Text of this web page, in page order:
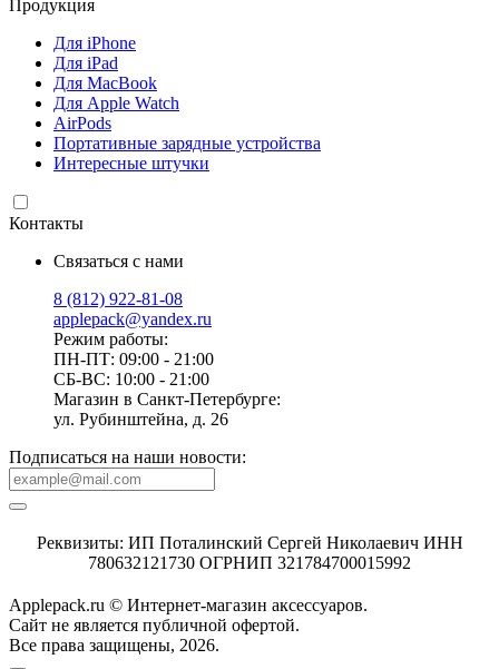
Продукция
Для iPhone
Для iPad
Для MacBook
Для Apple Watch
AirPods
Портативные зарядные устройства
Интересные штучки
Контакты
Связаться с нами
8 (812) 922-81-08
applepack@yandex.ru
Режим работы:
ПН-ПТ: 09:00 - 21:00
СБ-ВС: 10:00 - 21:00
Магазин в Санкт-Петербурге:
ул. Рубинштейна, д. 26
Подписаться на наши новости:
Реквизиты: ИП Поталинский Сергей Николаевич ИНН
780632121730 ОГРНИП 321784700015992
Applepack.ru © Интернет-магазин аксессуаров.
Cайт не является публичной офертой.
Все права защищены, 2026.